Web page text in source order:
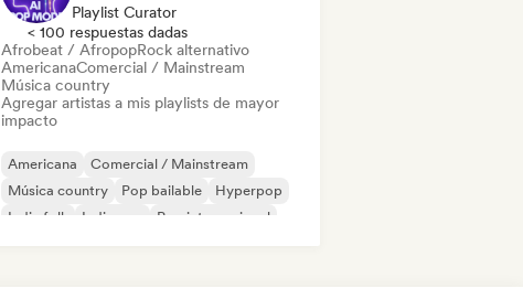
Playlist Curator
< 100 respuestas dadas
Afrobeat / AfropopRock alternativo
AmericanaComercial / Mainstream
Música country
Agregar artistas a mis playlists de mayor
impacto
Americana
Comercial / Mainstream
Música country
Pop bailable
Hyperpop
Indie folk
Indie pop Pop internacional